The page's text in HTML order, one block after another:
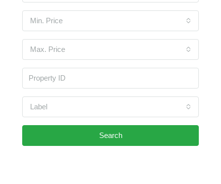
Min. Price
Max. Price
Label
Search